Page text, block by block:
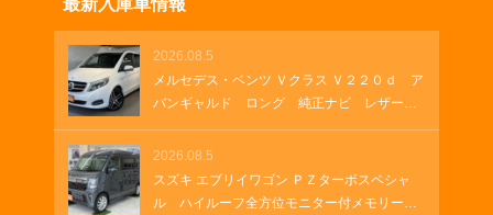
イ
最新入庫車情報
2026.08.5
メルセデス・ベンツ Ｖクラス Ｖ２２０ｄ ア
バンギャルド ロング 純正ナビ レザーシ
ート 両側パワースライド 電動シート ブ
ルメスターサウンド フルセグＴＶ 純正１
９インチアルミホイール クルーズコントロ
ール パドルシフト パワーゲート ＵＳＢ
2026.08.5
スズキ エブリイワゴン ＰＺターボスペシャ
ル ハイルーフ全方位モニター付メモリーナ